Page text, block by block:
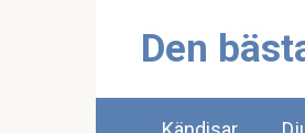
Den